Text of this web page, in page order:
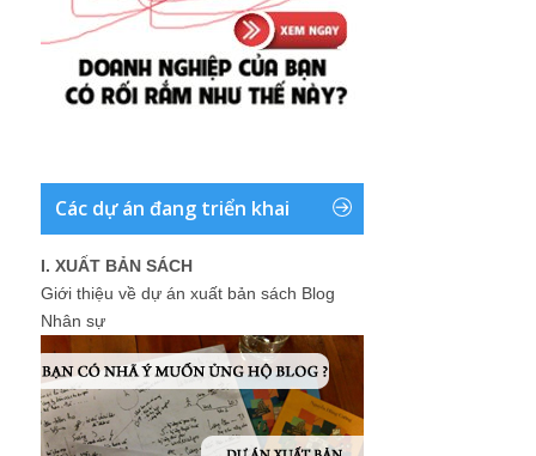
Các dự án đang triển khai
I. XUẤT BẢN SÁCH
Giới thiệu về dự án xuất bản sách Blog
Nhân sự